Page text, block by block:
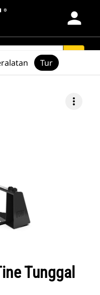
person
more_vert
Tunggal
Tur